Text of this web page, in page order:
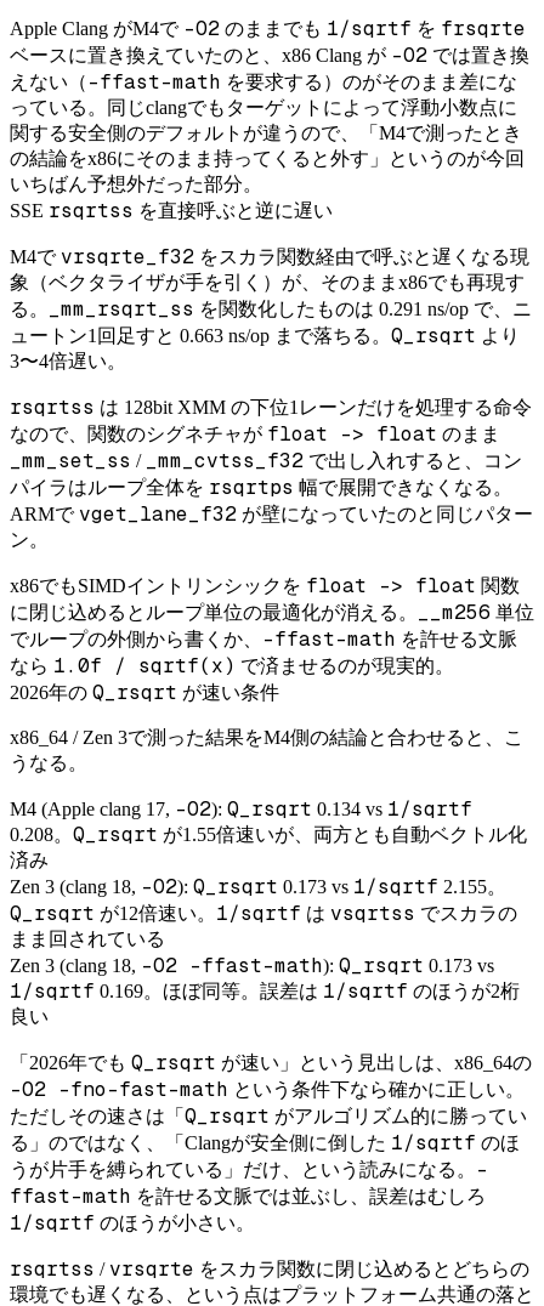
Apple Clang がM4で -O2 のままでも 1/sqrtf を frsqrte
ベースに置き換えていたのと、x86 Clang が -O2 では置き換
えない（ -ffast-math を要求する）のがそのまま差にな
っている。同じclangでもターゲットによって浮動小数点に
関する安全側のデフォルトが違うので、「M4で測ったとき
の結論をx86にそのまま持ってくると外す」というのが今回
いちばん予想外だった部分。
SSE rsqrtss を直接呼ぶと逆に遅い
M4で vrsqrte_f32 をスカラ関数経由で呼ぶと遅くなる現
象（ベクタライザが手を引く）が、そのままx86でも再現す
る。
_mm_rsqrt_ss を関数化したものは 0.291 ns/op で、ニ
ュートン1回足すと 0.663 ns/op まで落ちる。 Q_rsqrt より
3〜4倍遅い。
rsqrtss は 128bit XMM の下位1レーンだけを処理する命令
なので、関数のシグネチャが float -> float のまま
_mm_set_ss / _mm_cvtss_f32 で出し入れすると、コン
パイラはループ全体を rsqrtps 幅で展開できなくなる。
ARMで vget_lane_f32 が壁になっていたのと同じパター
ン。
x86でもSIMDイントリンシックを float -> float 関数
に閉じ込めるとループ単位の最適化が消える。
__m256 単位
でループの外側から書くか、
-ffast-math を許せる文脈
なら 1.0f / sqrtf(x) で済ませるのが現実的。
2026年の Q_rsqrt が速い条件
x86_64 / Zen 3で測った結果をM4側の結論と合わせると、こ
うなる。
M4 (Apple clang 17, -O2): Q_rsqrt 0.134 vs 1/sqrtf
0.208。 Q_rsqrt が1.55倍速いが、両方とも自動ベクトル化
済み
Zen 3 (clang 18, -O2): Q_rsqrt 0.173 vs 1/sqrtf 2.155。
Q_rsqrt が12倍速い。 1/sqrtf は vsqrtss でスカラの
まま回されている
Zen 3 (clang 18, -O2 -ffast-math): Q_rsqrt 0.173 vs
1/sqrtf 0.169。ほぼ同等。誤差は 1/sqrtf のほうが2桁
良い
「2026年でも Q_rsqrt が速い」という見出しは、x86_64の
-O2 -fno-fast-math という条件下なら確かに正しい。
ただしその速さは「 Q_rsqrt がアルゴリズム的に勝ってい
る」のではなく、「Clangが安全側に倒した 1/sqrtf のほ
うが片手を縛られている」だけ、という読みになる。
-
ffast-math を許せる文脈では並ぶし、誤差はむしろ
1/sqrtf のほうが小さい。
rsqrtss / vrsqrte をスカラ関数に閉じ込めるとどちらの
環境でも遅くなる、という点はプラットフォーム共通の落と